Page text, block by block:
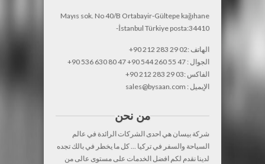
Mayıs sok. No 40/B Ortabayir-Gültepe kağıhane
-İstanbul Türkiye posta:34410
+90 212 283 29 02: الهاتف
+90 536 630 80 47 +90 544 260 55 47 : الجوال
+90 212 283 29 03: الفاكس
sales@bysaan.com : الإيميل
من نحن
شركة بيسان هي احدى الشركات الرائدة في عالم
السياحة والسفر في تركيا ... كل ما يخطر في بالك تجده
لدينا نقدم لكم افضل الخدمات على مستوى عالى من